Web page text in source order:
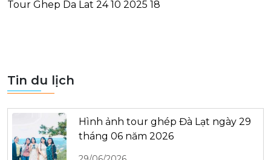
Tour Ghep Da Lat 24 10 2025 18
Tin du lịch
Hình ảnh tour ghép Đà Lạt ngày 29
tháng 06 năm 2026